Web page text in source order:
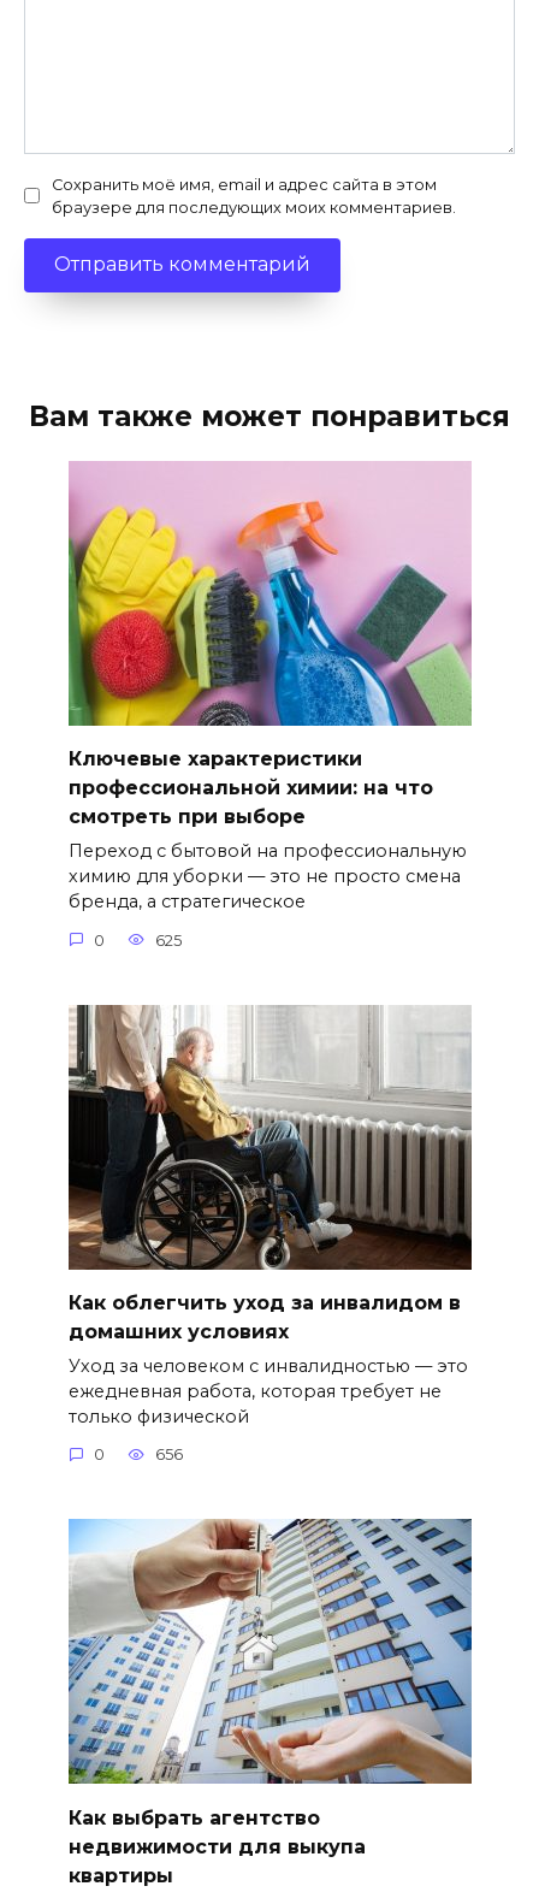
Сохранить моё имя, email и адрес сайта в этом
браузере для последующих моих комментариев.
Вам также может понравиться
Ключевые характеристики
профессиональной химии: на что
смотреть при выборе
Переход с бытовой на профессиональную
химию для уборки — это не просто смена
бренда, а стратегическое
0 625
Как облегчить уход за инвалидом в
домашних условиях
Уход за человеком с инвалидностью — это
ежедневная работа, которая требует не
только физической
0 656
Как выбрать агентство
недвижимости для выкупа
квартиры